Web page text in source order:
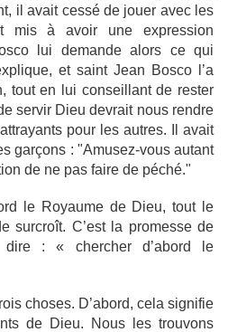
il avait cessé de jouer avec les
mis à avoir une expression
lui demande alors ce qui
et saint Jean Bosco l’a
tout en lui conseillant de rester
servir Dieu devrait nous rendre
pour les autres. Il avait
garçons : "Amusez-vous autant
de ne pas faire de péché."
le Royaume de Dieu, tout le
surcroît. C’est la promesse de
: « chercher d’abord le
choses. D’abord, cela signifie
de Dieu. Nous les trouvons